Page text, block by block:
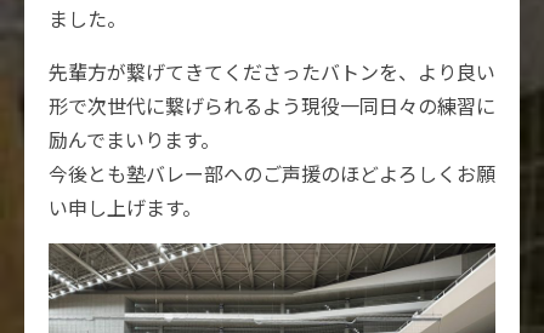
ました。
先輩方が繋げてきてくださったバトンを、より良い
形で次世代に繋げられるよう現役一同日々の練習に
励んでまいります。
今後とも塾バレー部へのご声援のほどよろしくお願
い申し上げます。